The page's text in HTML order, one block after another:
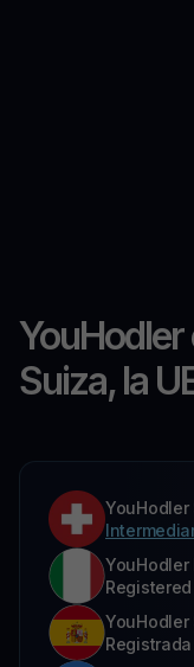
YouHodler
Suiza, la
YouHodler
YouHodler
YouHodler